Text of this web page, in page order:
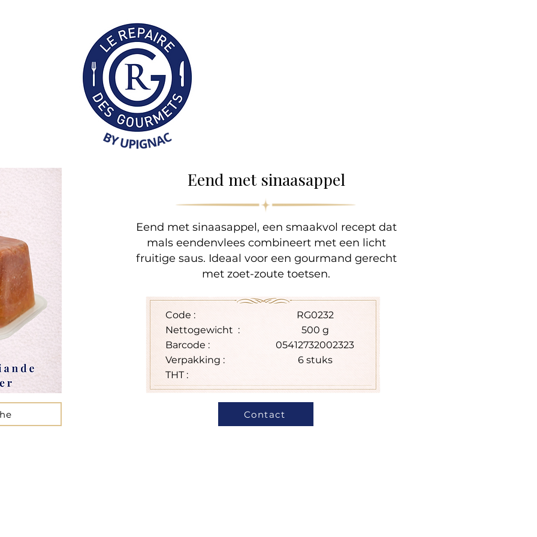
Professionnelle
Eend met sinaasappel
Eend met sinaasappel, een smaakvol recept dat
mals eendenvlees combineert met een licht
fruitige saus. Ideaal voor een gourmand gerecht
met zoet-zoute toetsen.
Code :
Nettogewicht :
Barcode :
Verpakking :
THT :
RG0232
500 g
05412732002323
6 stuks
Contact